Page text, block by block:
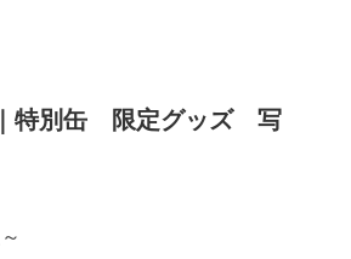
特別缶 限定グッズ 写